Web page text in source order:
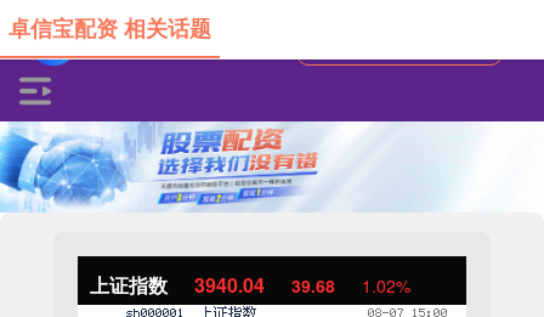
上证指数 3940.04 39.68 1.02%
卓信宝配资 相关话题